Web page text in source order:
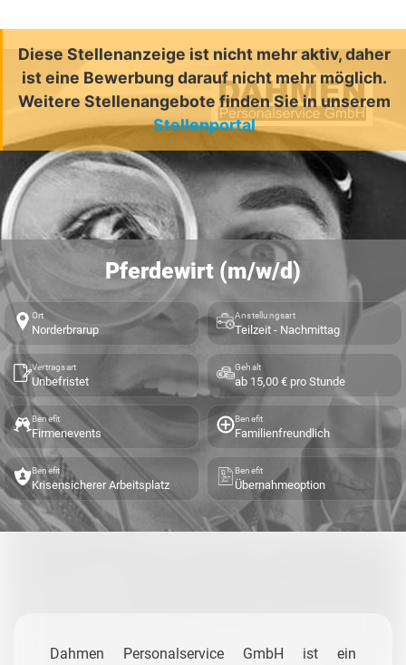
Diese Stellenanzeige ist nicht mehr aktiv, daher
ist eine Bewerbung darauf nicht mehr möglich.
Weitere Stellenangebote finden Sie in unserem
Stellenportal
Pferdewirt (m/w/d)
Ort
Norderbrarup
Anstellungsart
Teilzeit - Nachmittag
Vertragsart
Unbefristet
Gehalt
ab 15,00 € pro Stunde
Benefit
Firmenevents
Benefit
Familienfreundlich
Benefit
Krisensicherer Arbeitsplatz
Benefit
Übernahmeoption
Dahmen Personalservice GmbH ist ein